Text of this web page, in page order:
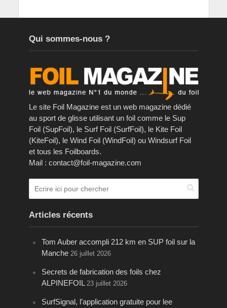
Qui sommes-nous ?
Le site Foil Magazine est un web magazine dédié
au sport de glisse utilisant un foil comme le Sup
Foil (SupFoil), le Surf Foil (SurfFoil), le Kite Foil
(KiteFoil), le Wind Foil (WindFoil) ou Windsurf Foil
et tous les Foilboards.
Mail : contact@foil-magazine.com
Articles récents
Tom Auber accompli 212 km en SUP foil sur la
Manche 26 juillet 2026
Secrets de fabrication des foils chez
ALPINEFOIL 23 juillet 2026
SurfSignal, l’application gratuite pour lee